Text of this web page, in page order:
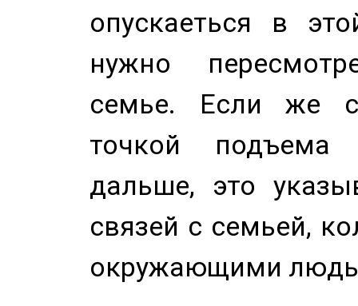
опускаеться в
нужно
семье. Если же
точкой
дальше, это
связей с семьей,
окружающими